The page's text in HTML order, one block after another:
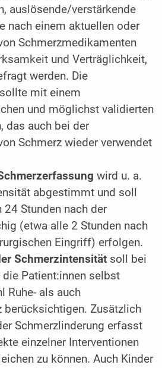
auslösende/verstärkende
nach einem aktuellen oder
Schmerzmedikamenten
und Verträglichkeit,
werden. Die
mit einem
und möglichst validierten
das auch bei der
Schmerz wieder verwendet
wird u. a.
abgestimmt und soll
24 Stunden nach der
(etwa alle 2 Stunden nach
Eingriff) erfolgen.
Schmerzintensitätsoll bei
die Patient:innen selbst
Ruhe- als auch
berücksichtigen. Zusätzlich
Schmerzlinderung erfasst
einzelner Interventionen
zu können. Auch Kinder